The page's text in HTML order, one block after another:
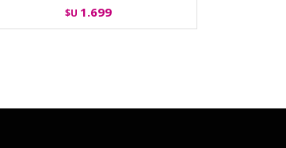
$U 1.699